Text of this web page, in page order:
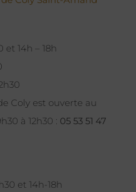
et 14h – 18h
Coly est ouverte au
à 12h30 : 05 53 51 47
et 14h-18h